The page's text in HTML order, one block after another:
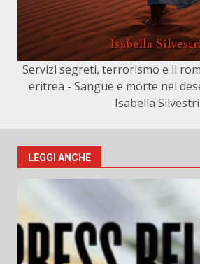
Servizi segreti, terrorismo e il
eritrea - Sangue e morte nel
Isabella Silvestri
LEGGI ANCHE